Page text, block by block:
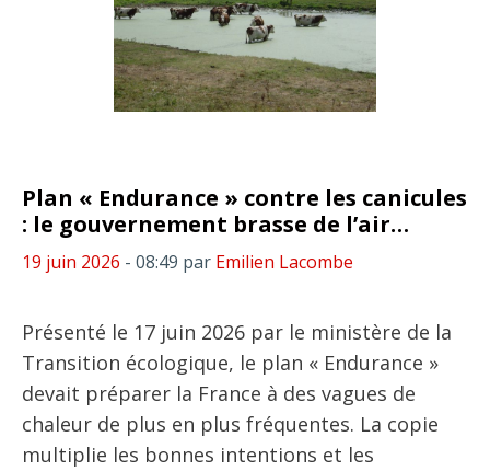
Plan « Endurance » contre les canicules
: le gouvernement brasse de l’air…
19 juin 2026 - 08:49 par Emilien Lacombe
Présenté le 17 juin 2026 par le ministère de la
Transition écologique, le plan « Endurance »
devait préparer la France à des vagues de
chaleur de plus en plus fréquentes. La copie
multiplie les bonnes intentions et les